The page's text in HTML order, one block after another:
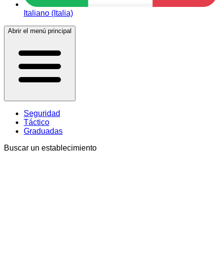
Italiano (Italia)
Abrir el menú principal
Seguridad
Táctico
Graduadas
Buscar un establecimiento